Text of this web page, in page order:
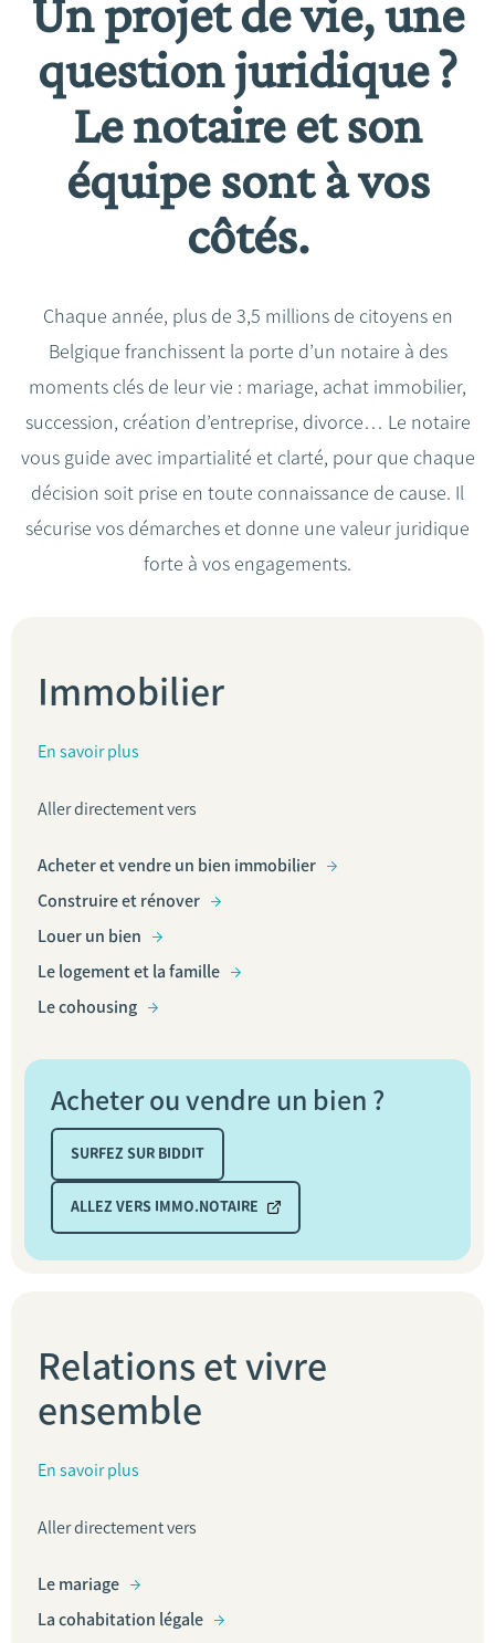
Un projet de vie, une
question juridique ?
Le notaire et son
équipe sont à vos
côtés.
Chaque année, plus de 3,5 millions de citoyens en
Belgique franchissent la porte d’un notaire à des
moments clés de leur vie : mariage, achat immobilier,
succession, création d’entreprise, divorce… Le notaire
vous guide avec impartialité et clarté, pour que chaque
décision soit prise en toute connaissance de cause. Il
sécurise vos démarches et donne une valeur juridique
forte à vos engagements.
Immobilier
En savoir plus
Aller directement vers
Acheter et vendre un bien immobilier
Construire et rénover
Louer un bien
Le logement et la famille
Le cohousing
Acheter ou vendre un bien ?
SURFEZ SUR BIDDIT
ALLEZ VERS IMMO.NOTAIRE
Relations et vivre
ensemble
En savoir plus
Aller directement vers
Le mariage
La cohabitation légale